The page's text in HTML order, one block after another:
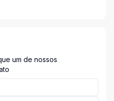
um de nossos